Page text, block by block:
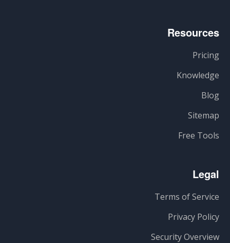
Resources
Pricing
Knowledge
Blog
Sitemap
Free Tools
Legal
Terms of Service
Privacy Policy
Security Overview